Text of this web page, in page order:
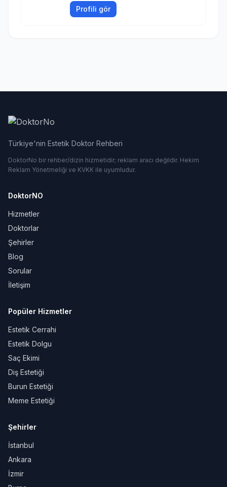
Profili gör
Türkiye'nin Estetik Doktor Rehberi
DoktorNo bir rehber/dizin hizmetidir; reklam aracı değildir. Hekim
Reklam Yönetmeliği ve KVKK ile uyumludur.
DoktorNO
Hizmetler
Doktorlar
Şehirler
Blog
Sorular
İletişim
Popüler Hizmetler
Estetik Cerrahi
Estetik Dolgu
Saç Ekimi
Diş Estetiği
Burun Estetiği
Meme Estetiği
Şehirler
İstanbul
Ankara
İzmir